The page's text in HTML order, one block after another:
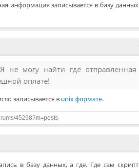
информация записывается в базу данных
не могу найти где отправленная
оплате!
записывается в unix формате.
45298?m=posts
в базу данных, а где. Где сам скрипт